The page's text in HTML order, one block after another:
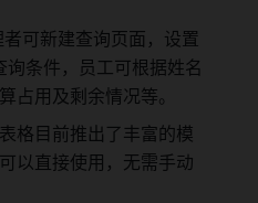
者可新建查询页面，设置
询条件，员工可根据姓名
占用及剩余情况等。
格目前推出了丰富的模
以直接使用，无需手动